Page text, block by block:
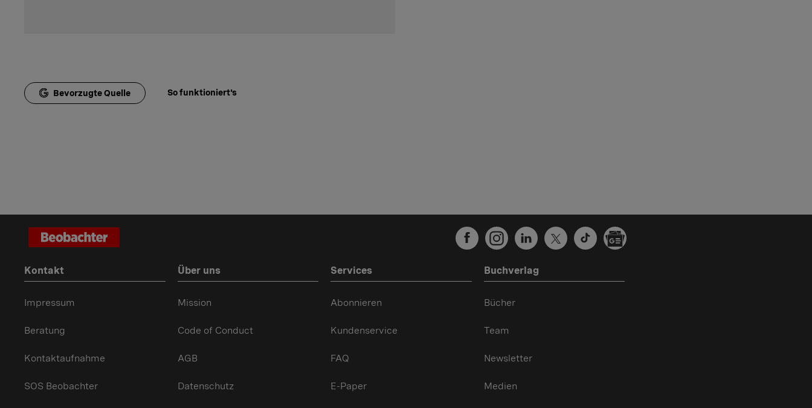
Bevorzugte Quelle So funktioniert's
Kontakt
Impressum
Beratung
Kontaktaufnahme
SOS Beobachter
Über uns
Mission
Code of Conduct
AGB
Datenschutz
Services
Abonnieren
Kundenservice
FAQ
E-Paper
Buchverlag
Bücher
Team
Newsletter
Medien